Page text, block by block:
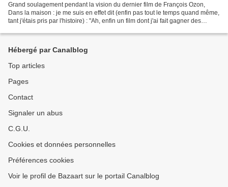
Grand soulagement pendant la vision du dernier film de François Ozon,
Dans la maison : je me suis en effet dit (enfin pas tout le temps quand même,
tant j'étais pris par l'histoire) : "Ah, enfin un film dont j'ai fait gagner des
Hébergé par Canalblog
Top articles
Pages
Contact
Signaler un abus
C.G.U.
Cookies et données personnelles
Préférences cookies
Voir le profil de Bazaart sur le portail Canalblog